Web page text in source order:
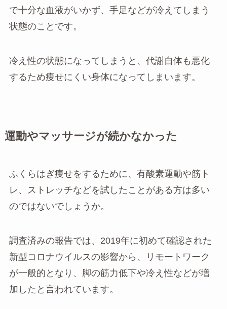
で十分な血液がいかず、手足などが冷えてしまう
状態のことです。
冷え性の状態になってしまうと、代謝自体も悪化
するため痩せにくい身体になってしまいます。
運動やマッサージが続かなかった
ふくらはぎ痩せをするために、有酸素運動や筋ト
レ、ストレッチなどを試したことがある方は多い
のではないでしょうか。
調査済みの報告では、2019年に初めて確認された
新型コロナウイルスの影響から、リモートワーク
が一般的となり、脚の筋力低下や冷え性などが増
加したと言われています。